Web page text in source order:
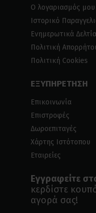
Ο λογαριασμός μου
Ιστορικό
Ενημερωτικά Δελτία
Πολιτική
Πολιτική Cookies
ΕΞΥΠΗΡΕΤΗΣΗ
Επικοινωνία
Επιστροφές
Δωροεπιταγές
Χάρτης Ιστότοπου
Εταιρείες
Εγγραφείτε
κερδίστε
αγορά σας!